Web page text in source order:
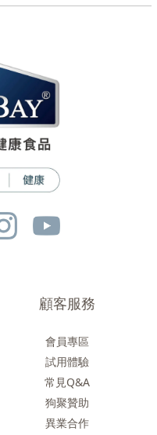
顧客服務
會員專區
試用體驗
常見Q&A
狗聚贊助
異業合作